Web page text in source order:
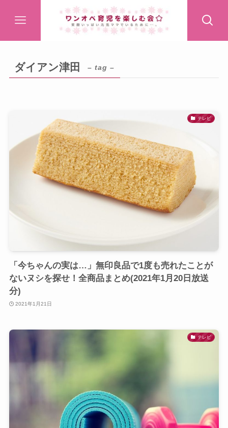
ダイアン津田 – tag –
テレビ
「今ちゃんの実は…」無印良品で1度も売れたことが
ないヌシを探せ！全商品まとめ(2021年1月20日放送
分)
2021年1月21日
テレビ